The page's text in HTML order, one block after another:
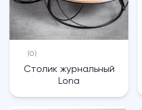
(0)
Столик журнальный
Lona